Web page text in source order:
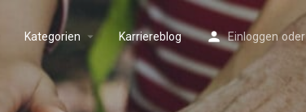
Kategorien Karriereblog Einloggen oder